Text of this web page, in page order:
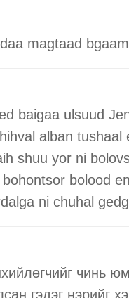
magtaad
baigaa ulsuud
alban tushaal
shuu yor ni
bolood
ni chuhal
чинь
гэдэг нэрийг